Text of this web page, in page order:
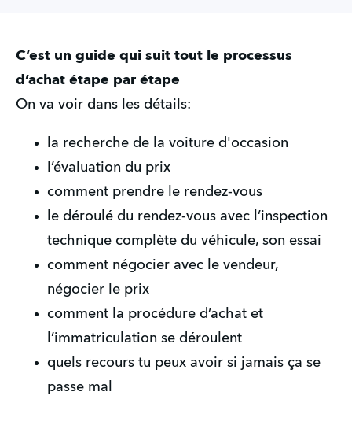
C’est un guide qui suit tout le processus
d’achat étape par étape
On va voir dans les détails:
la recherche de la voiture d'occasion
l’évaluation du prix
comment prendre le rendez-vous
le déroulé du rendez-vous avec l’inspection
technique complète du véhicule, son essai
comment négocier avec le vendeur,
négocier le prix
comment la procédure d’achat et
l’immatriculation se déroulent
quels recours tu peux avoir si jamais ça se
passe mal